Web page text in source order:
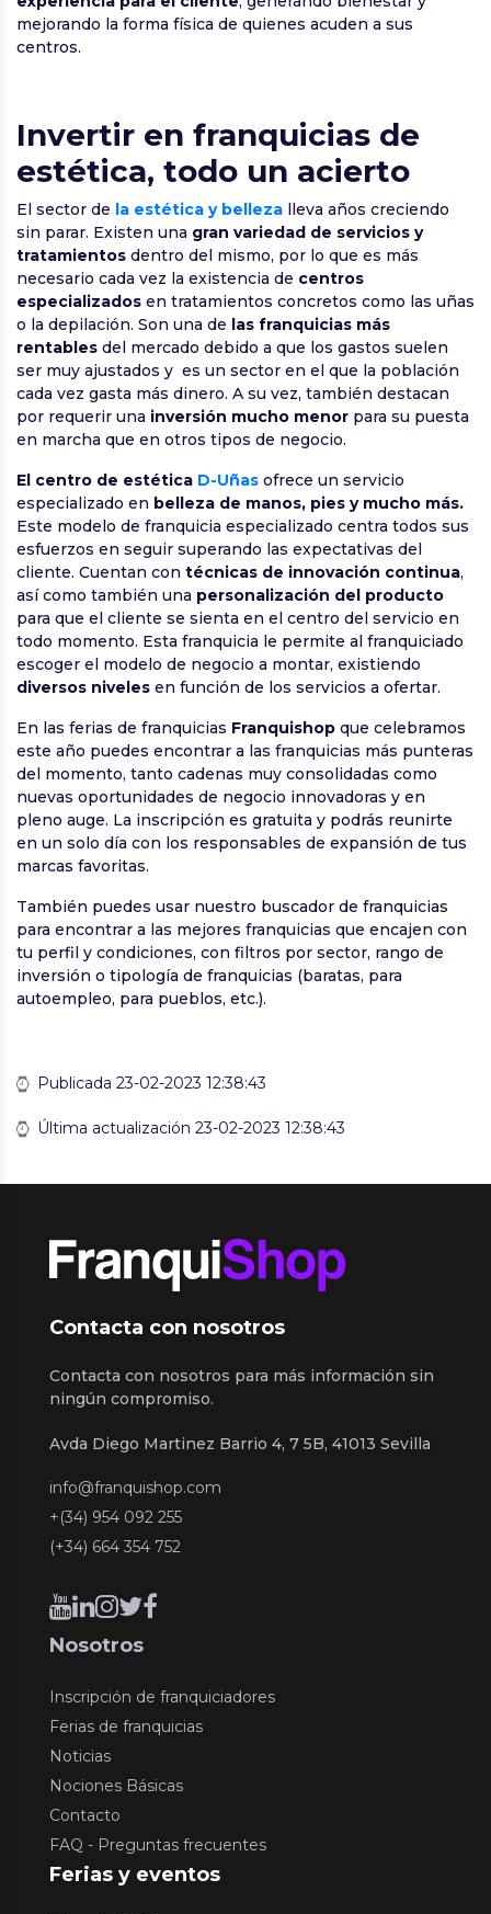
mejorando la forma física de quienes acuden a sus
centros.
Invertir en franquicias de
estética, todo un acierto
El sector de la estética y belleza lleva años creciendo
sin parar. Existen una gran variedad de servicios y
tratamientos dentro del mismo, por lo que es más
necesario cada vez la existencia de centros
especializados en tratamientos concretos como las uñas
o la depilación. Son una de las franquicias más
rentables del mercado debido a que los gastos suelen
ser muy ajustados y es un sector en el que la población
cada vez gasta más dinero. A su vez, también destacan
por requerir una inversión mucho menor para su puesta
en marcha que en otros tipos de negocio.
El centro de estética D-Uñas ofrece un servicio
especializado en belleza de manos, pies y mucho más.
Este modelo de franquicia especializado centra todos sus
esfuerzos en seguir superando las expectativas del
cliente. Cuentan con técnicas de innovación continua,
así como también una personalización del producto
para que el cliente se sienta en el centro del servicio en
todo momento. Esta franquicia le permite al franquiciado
escoger el modelo de negocio a montar, existiendo
diversos niveles en función de los servicios a ofertar.
En las ferias de franquicias Franquishop que celebramos
este año puedes encontrar a las franquicias más punteras
del momento, tanto cadenas muy consolidadas como
nuevas oportunidades de negocio innovadoras y en
pleno auge. La inscripción es gratuita y podrás reunirte
en un solo día con los responsables de expansión de tus
marcas favoritas.
También puedes usar nuestro buscador de franquicias
para encontrar a las mejores franquicias que encajen con
tu perfil y condiciones, con filtros por sector, rango de
inversión o tipología de franquicias (baratas, para
autoempleo, para pueblos, etc.).
Publicada 23-02-2023 12:38:43
Última actualización 23-02-2023 12:38:43
Contacta con nosotros
Contacta con nosotros para más información sin
ningún compromiso.
Avda Diego Martinez Barrio 4, 7 5B, 41013 Sevilla
info@franquishop.com
+(34) 954 092 255
(+34) 664 354 752
Nosotros
Inscripción de franquiciadores
Ferias de franquicias
Noticias
Nociones Básicas
Contacto
FAQ - Preguntas frecuentes
Ferias y eventos